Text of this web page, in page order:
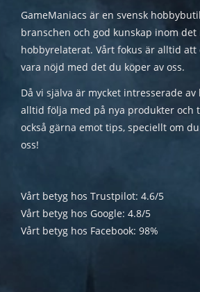
GameManiacs är en svensk
branschen och god kunskap inom det
hobbyrelaterat. Vårt fokus är alltid att
vara nöjd med det du köper av oss.
Då vi själva är mycket intresserade
alltid följa med på nya produkter och
också gärna emot tips, speciellt om
oss!
Vårt betyg hos Trustpilot: 4.6/5
Vårt betyg hos Google: 4.8/5
Vårt betyg hos Facebook: 98%